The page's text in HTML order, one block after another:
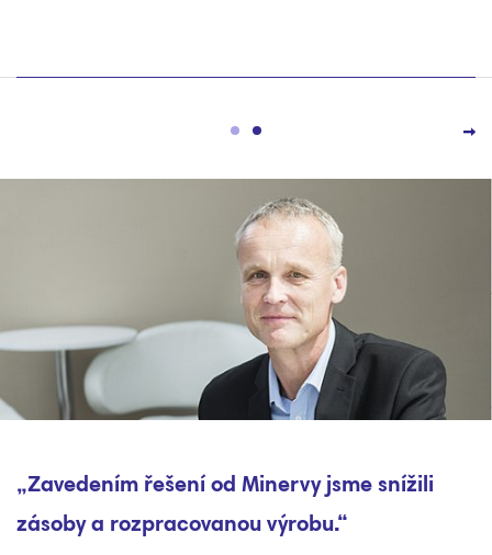
„Zavedením řešení od Minervy jsme snížili
zásoby a rozpracovanou výrobu.“